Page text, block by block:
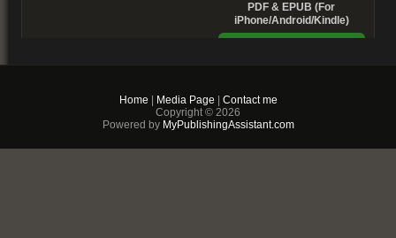
PDF & EPUB (For
iPhone/Android/Kindle)
Home
Media Page
Contact me
Copyright © 2026
Powered byMyPublishingAssistant.com